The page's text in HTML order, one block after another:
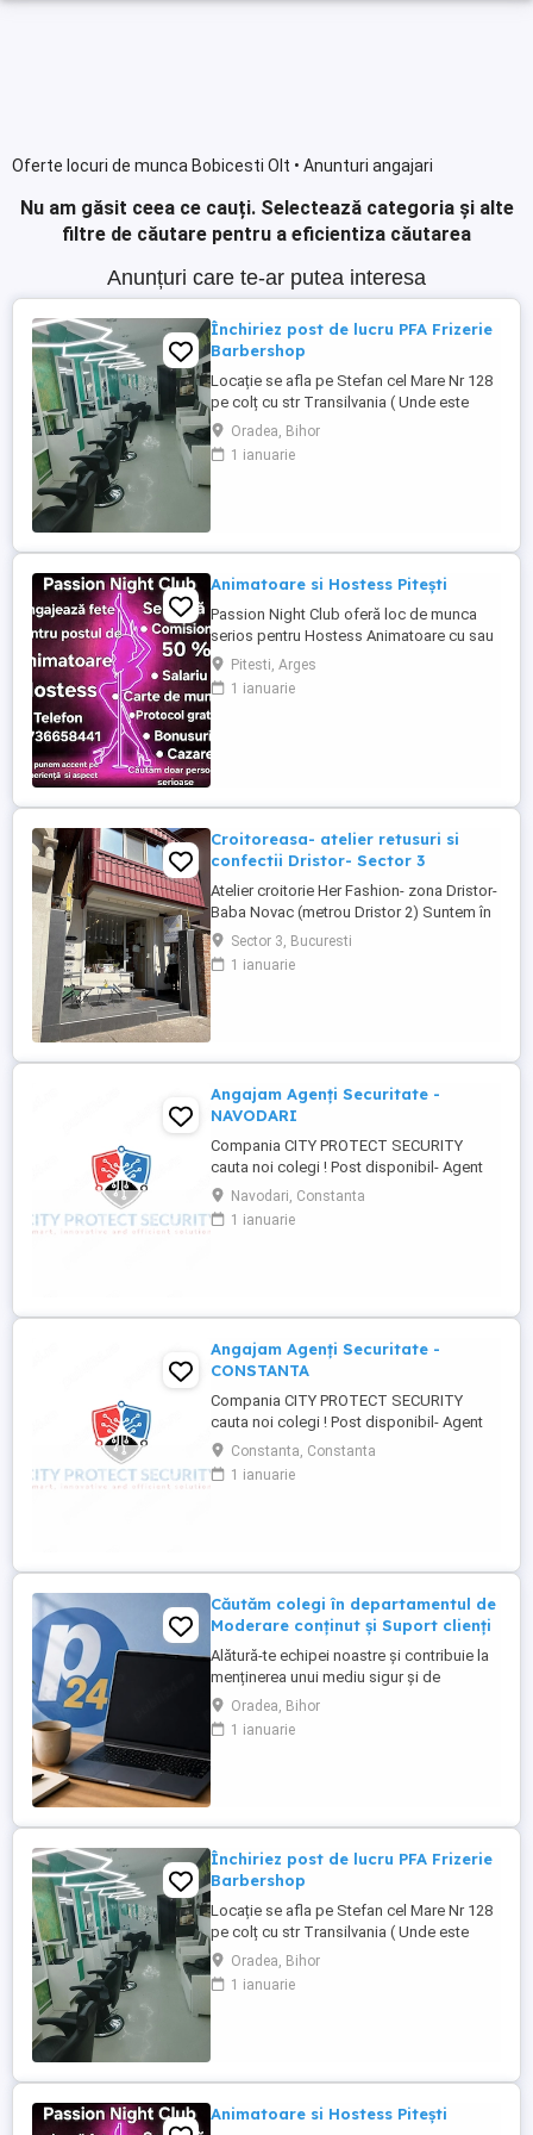
Oferte locuri de munca Bobicesti Olt • Anunturi angajari
Nu am găsit ceea ce cauți. Selectează categoria și alte
filtre de căutare pentru a eficientiza căutarea
Anunțuri care te-ar putea interesa
Închiriez post de lucru PFA Frizerie
Barbershop
Locație se afla pe Stefan cel Mare Nr 128
pe colț cu str Transilvania ( Unde este
banca Transilvania și asigurări ) într-o
zonă foarte circulata zona Rogerius
spațiul pote fi folosit și pentru manichiură,
Oradea, Bihor
1 ianuarie
Animatoare si Hostess Pitești
Passion Night Club oferă loc de munca
serios pentru Hostess Animatoare cu sau
fără experiență. Nu punem accent pe
aspecul fizic !! Dacă ai peste 18 ani, ești o
fire deschisă, sociabilă și fără inhibiții te
Pitesti, Arges
1 ianuarie
Croitoreasa- atelier retusuri si
confectii Dristor- Sector 3
Atelier croitorie Her Fashion- zona Dristor-
Baba Novac (metrou Dristor 2) Suntem în
căutarea unei croitorese talentata și
pasionata pentru a se alătura atelierului
nostru. Dacă aveți experiență în croitorie,
Sector 3, Bucuresti
1 ianuarie
Angajam Agenți Securitate -
NAVODARI
Compania CITY PROTECT SECURITY
cauta noi colegi ! Post disponibil- Agent
de securitate: - KAUFLAND MARITIMO -
Bulevardul Aurel Vlaicu 218, 900380
Constanța - KAUFLAND NAVODARI -
Navodari, Constanta
1 ianuarie
Angajam Agenți Securitate -
CONSTANTA
Compania CITY PROTECT SECURITY
cauta noi colegi ! Post disponibil- Agent
de securitate: - KAUFLAND MARITIMO -
Bulevardul Aurel Vlaicu 218, 900380
Constanța - KAUFLAND NAVODARI -
Constanta, Constanta
1 ianuarie
Căutăm colegi în departamentul de
Moderare conținut și Suport clienți
Alătură-te echipei noastre și contribuie la
menținerea unui mediu sigur și de
încredere pe platformele noastre de
anunțuri din România, Germania și
Ungaria. În funcție de experiența și
Oradea, Bihor
1 ianuarie
Închiriez post de lucru PFA Frizerie
Barbershop
Locație se afla pe Stefan cel Mare Nr 128
pe colț cu str Transilvania ( Unde este
banca Transilvania și asigurări ) într-o
zonă foarte circulata zona Rogerius
spațiul pote fi folosit și pentru manichiură,
Oradea, Bihor
1 ianuarie
Animatoare si Hostess Pitești